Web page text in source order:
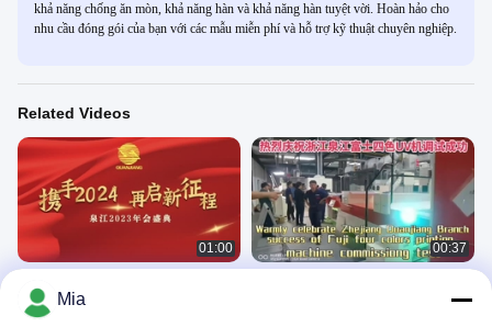
khả năng chống ăn mòn, khả năng hàn và khả năng hàn tuyệt vời. Hoàn hảo cho
nhu cầu đóng gói của bạn với các mẫu miễn phí và hỗ trợ kỹ thuật chuyên nghiệp.
Related Videos
01:00
Company
00:37
Mia